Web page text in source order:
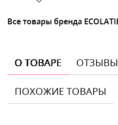
Все товары бренда
О ТОВАРЕ ОТЗЫВЫ
ПОХОЖИЕ ТОВАРЫ